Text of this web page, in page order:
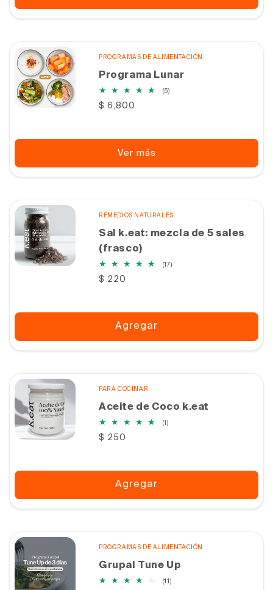
PROGRAMAS DE ALIMENTACIÓN
Programa Lunar
(5)5
Precio
$ 6,800
Ver más
REMEDIOS NATURALES
Sal k.eat: mezcla de 5 sales
(frasco)
(17)17
Precio
$ 220
Agregar
PARA COCINAR
Aceite de Coco k.eat
(1)1
Precio
$ 250
Agregar
PROGRAMAS DE ALIMENTACIÓN
Grupal Tune Up
(11)11